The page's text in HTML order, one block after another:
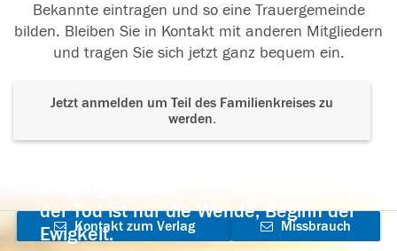
Bekannte eintragen und so eine Trauergemeinde
bilden. Bleiben Sie in Kontakt mit anderen Mitgliedern
und tragen Sie sich jetzt ganz bequem ein.
Jetzt anmelden um Teil des Familienkreises zu
werden.
der Tod ist nur die Wende, Beginn der
Ewigkeit.
Kontakt zum Verlag
Missbrauch